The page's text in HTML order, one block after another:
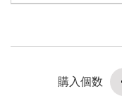
購入個数